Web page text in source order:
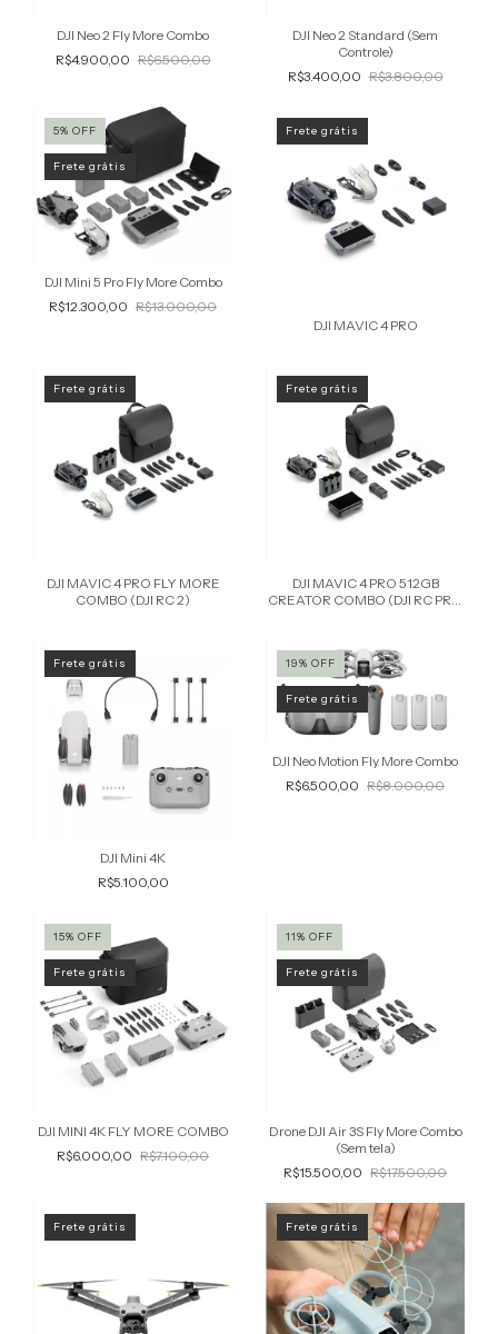
DJI Neo 2 Fly More Combo
R$4.900,00 R$6.500,00
DJI Neo 2 Standard (Sem
Controle)
R$3.400,00 R$3.800,00
5% OFF
Frete grátis
DJI Mini 5 Pro Fly More Combo
R$12.300,00 R$13.000,00
Frete grátis
DJI MAVIC 4 PRO
Frete grátis
DJI MAVIC 4 PRO FLY MORE
COMBO (DJI RC 2)
Frete grátis
DJI MAVIC 4 PRO 512GB
CREATOR COMBO (DJI RC PRO
Frete grátis
DJI Mini 4K
R$5.100,00
19% OFF
Frete grátis
DJI Neo Motion Fly More Combo
R$6.500,00 R$8.000,00
15% OFF
Frete grátis
DJI MINI 4K FLY MORE COMBO
R$6.000,00 R$7.100,00
11% OFF
Frete grátis
Drone DJI Air 3S Fly More Combo
(Sem tela)
R$15.500,00 R$17.500,00
Frete grátis Frete grátis